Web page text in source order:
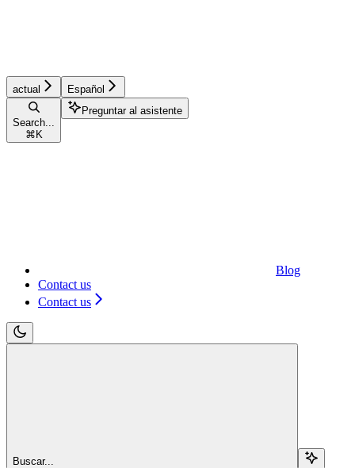
actual Español
Search...
⌘ K
Preguntar al asistente
Blog
Contact us
Contact us
Buscar...